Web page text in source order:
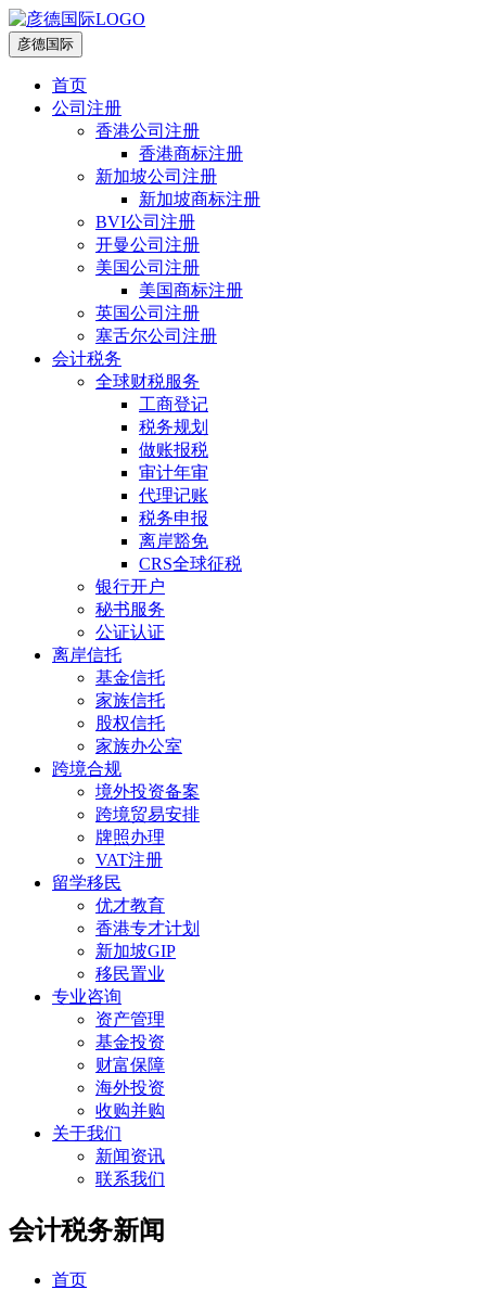
彦德国际
首页
公司注册
香港公司注册
香港商标注册
新加坡公司注册
新加坡商标注册
BVI公司注册
开曼公司注册
美国公司注册
美国商标注册
英国公司注册
塞舌尔公司注册
会计税务
全球财税服务
工商登记
税务规划
做账报税
审计年审
代理记账
税务申报
离岸豁免
CRS全球征税
银行开户
秘书服务
公证认证
离岸信托
基金信托
家族信托
股权信托
家族办公室
跨境合规
境外投资备案
跨境贸易安排
牌照办理
VAT注册
留学移民
优才教育
香港专才计划
新加坡GIP
移民置业
专业咨询
资产管理
基金投资
财富保障
海外投资
收购并购
关于我们
新闻资讯
联系我们
会计税务新闻
首页